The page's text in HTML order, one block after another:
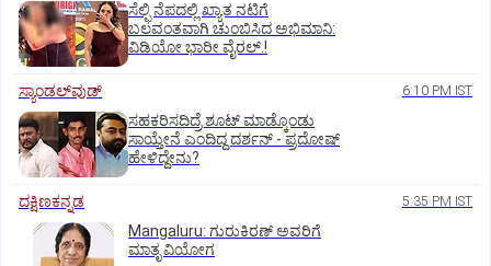
ಸೆಲ್ಫಿ ನೆಪದಲ್ಲಿ ಖ್ಯಾತ ನಟಿಗೆ
ಬಲವಂತವಾಗಿ ಚುಂಬಿಸಿದ ಅಭಿಮಾನಿ:
ವಿಡಿಯೋ ಭಾರೀ ವೈರಲ್.!
ಸ್ಯಾಂಡಲ್‌ವುಡ್‌ 6:10 PM IST
ಸಹಕರಿಸದಿದ್ರೆ ಶೂಟ್‌ ಮಾಡ್ಕೊಂಡು
ಸಾಯ್ತೇನೆ ಎಂದಿದ್ದ ದರ್ಶನ್‌ - ಪ್ರದೋಷ್‌
ಹೇಳಿದ್ದೇನು?
ದಕ್ಷಿಣಕನ್ನಡ 5:35 PM IST
Mangaluru: ಗುರುಕಿರಣ್ ಅವರಿಗೆ
ಮಾತೃ ವಿಯೋಗ